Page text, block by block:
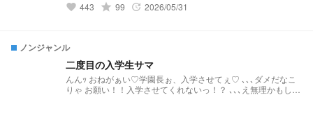
方は、"あの方"の様に私を魅せてくれますか？』
◢◤⚠️WARNING⚠️◢◤◢◤◢ ▪️妖はじ×逃げ若のクロスオーバ
ー ▪️妖はじ単行本13、14、21巻のネタバレ🐜 ▪️逃げ若にわかな
のでキャラ崩壊の可能性🐜 ※センシティブなシーンは今のとこ
ろありません
┈┈┈┈┈┈┈┈┈┈┈┈┈┈┈┈┈┈┈┈┈┈ ～表紙～
favorite 443 grade 99 update 2026/05/31
ノンジャンル
二度目の入学生サマ
んんｯ おねがぁい♡学園長ぉ、入学させてぇ♡ ､､､ダメだなこ
りゃ お願い！！入学させてくれないっ！？ ､､､え無理かもしれ